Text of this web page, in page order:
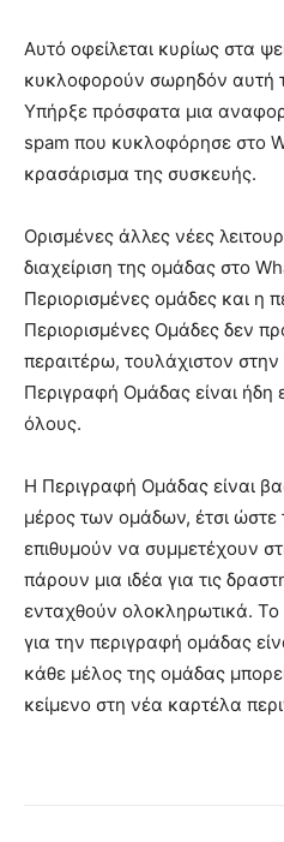
Αυτό οφείλεται κυρίως στα
κυκλοφορούν σωρηδόν αυτή
Υπήρξε πρόσφατα μια
spam που κυκλοφόρησε στο
κρασάρισμα της συσκευής.
Ορισμένες άλλες νέες
διαχείριση της ομάδας στο
Περιορισμένες ομάδες και η
Περιορισμένες Ομάδες δεν
περαιτέρω, τουλάχιστον
Περιγραφή Ομάδας είναι ήδη
όλους.
Η Περιγραφή Ομάδας είναι
μέρος των ομάδων, έτσι
επιθυμούν να συμμετέχουν
πάρουν μια ιδέα για τις
ενταχθούν ολοκληρωτικά.
για την περιγραφή ομάδας
κάθε μέλος της ομάδας
κείμενο στη νέα καρτέλα